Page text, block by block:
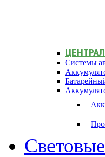
Системы
Световые